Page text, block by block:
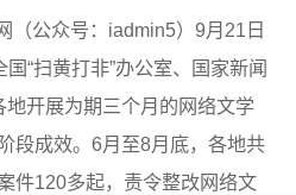
（公众号：iadmin5）9月21日
国“扫黄打非”办公室、国家新闻
开展为期三个月的网络文学
段成效。6月至8月底，各地共
件120多起，责令整改网络文